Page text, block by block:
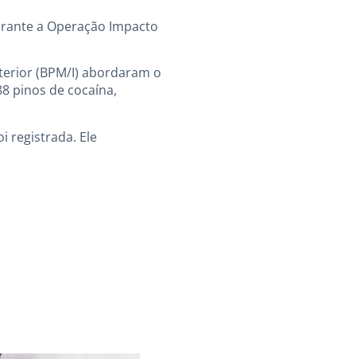
a Operação Impacto
(BPM/I) abordaram o
pinos de cocaína,
registrada. Ele